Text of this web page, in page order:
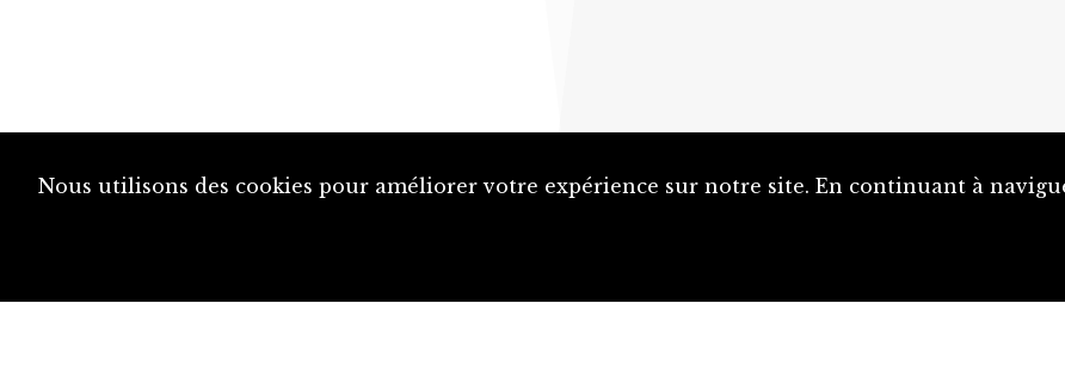
Nous utilisons des cookies pour améliorer votre expérience sur notre site. En continuant à